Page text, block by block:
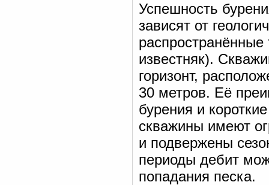
Успешность
зависят от
известняк).
горизонт,
30 метров. Её
бурения и
скважины имеют
и подвержены
периоды дебит
попадания песка.